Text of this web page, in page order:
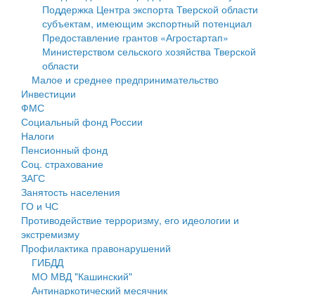
Образование
Здравоохранение
Социальная защита
Фотоальбом
Работа с обращениями граждан
Муниципальный контроль
Муниципальные услуги
Проекты административных регламентов
Антимонопольный комплаенс
Противодействие коррупции
Имущественная поддержка субъектов малого и
среднего предпринимательства
Информационная поддержка субъектов малого и
среднего предпринимательства
Муниципальные программы
Контрольно-счетная палата
Персональные данные
Оценка регулирующего воздействия
Деятельность МУ
Нормативы градостроительного проектирования
Правила землепользования и застройки
Поддержка Центра экспорта Тверской области
субъектам, имеющим экспортный потенциал
Предоставление грантов «Агростартап»
Министерством сельского хозяйства Тверской
области
Малое и среднее предпринимательство
Инвестиции
ФМС
Социальный фонд России
Налоги
Пенсионный фонд
Соц. страхование
ЗАГС
Занятость населения
ГО и ЧС
Противодействие терроризму, его идеологии и
экстремизму
Профилактика правонарушений
ГИБДД
МО МВД "Кашинский"
Антинаркотический месячник